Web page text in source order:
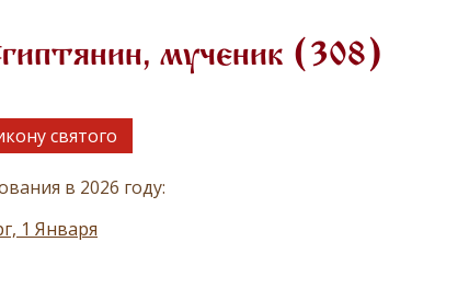
мученик (308)
святого
в 2026 году:
1 Января